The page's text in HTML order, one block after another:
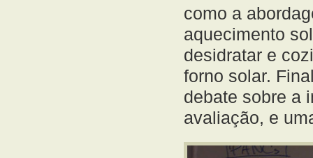
como a
aquecimento
desidratar e
forno solar.
debate sobre a
avaliação, e